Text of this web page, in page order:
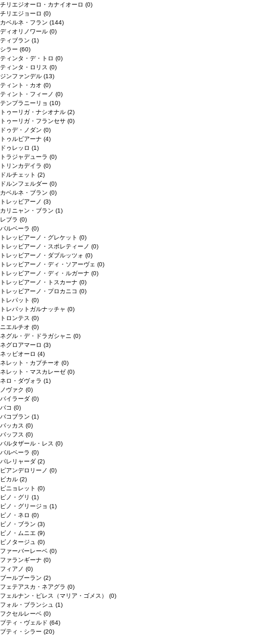
チリエジオーロ・カナイオーロ (0)
チリエジョーロ (0)
カベルネ・フラン (144)
ディオリノワール (0)
ティブラン (1)
シラー (60)
ティンタ・デ・トロ (0)
ティンタ・ロリス (0)
ジンファンデル (13)
ティント・カオ (0)
ティント・フィーノ (0)
テンプラニーリョ (10)
トゥーリガ・ナシオナル (2)
トゥーリガ・フランセサ (0)
ドゥデ・ノダン (0)
トゥルビアーナ (4)
ドゥレッロ (1)
トラジャデューラ (0)
トリンカデイラ (0)
ドルチェット (2)
ドルンフェルダー (0)
カベルネ・ブラン (0)
トレッビアーノ (3)
カリニャン・ブラン (1)
レブラ (0)
バルベーラ (0)
トレッビアーノ・グレケット (0)
トレッビアーノ・スポレティーノ (0)
トレッビアーノ・ダブルッツォ (0)
トレッビアーノ・ディ・ソアーヴェ (0)
トレッビアーノ・ディ・ルガーナ (0)
トレッビアーノ・トスカーナ (0)
トレッビアーノ・プロカニコ (0)
トレパット (0)
トレパットガルナッチャ (0)
トロンテス (0)
ニエルチオ (0)
ネグル・デ・ドラガシャニ (0)
ネグロアマーロ (3)
ネッビオーロ (4)
ネレット・カプチーオ (0)
ネレット・マスカレーゼ (0)
ネロ・ダヴォラ (1)
ノヴァク (0)
バイラーダ (0)
バコ (0)
バコブラン (1)
バッカス (0)
バッフス (0)
バルタザール・レス (0)
バルベーラ (0)
パレリャーダ (2)
ピアンデロリーノ (0)
ビカル (2)
ピニョレット (0)
ピノ・グリ (1)
ピノ・グリージョ (1)
ピノ・ネロ (0)
ピノ・ブラン (3)
ピノ・ムニエ (9)
ピノタージュ (0)
ファーバーレーベ (0)
ファランギーナ (0)
フィアノ (0)
ブールブーラン (2)
フェテアスカ・ネアグラ (0)
フェルナン・ピレス（マリア・ゴメス） (0)
フォル・ブランシュ (1)
フクセルレーベ (0)
プティ・ヴェルド (64)
プティ・シラー (20)